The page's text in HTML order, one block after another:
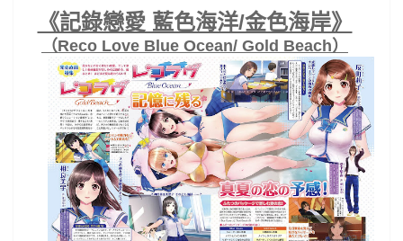
《記錄戀愛 藍色海洋/金色海岸》
（Reco Love Blue Ocean/ Gold Beach）